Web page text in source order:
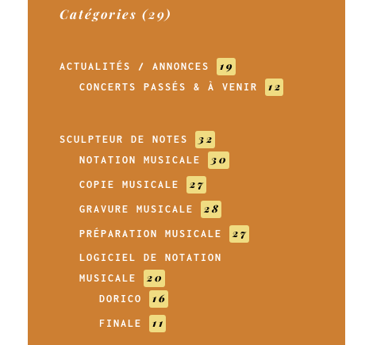
Catégories (29)
ACTUALITÉS / ANNONCES 19
CONCERTS PASSÉS & À VENIR 12
SCULPTEUR DE NOTES 32
NOTATION MUSICALE 30
COPIE MUSICALE 27
GRAVURE MUSICALE 28
PRÉPARATION MUSICALE 27
LOGICIEL DE NOTATION
MUSICALE
20
DORICO 16
FINALE 11